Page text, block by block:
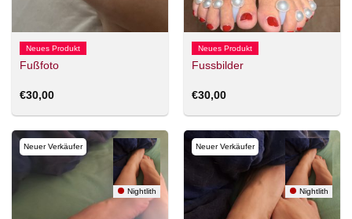
Neues Produkt
Fußfoto
€30,00
Neues Produkt
Fussbilder
€30,00
Neuer Verkäufer
Nightlith
Neuer Verkäufer
Nightlith